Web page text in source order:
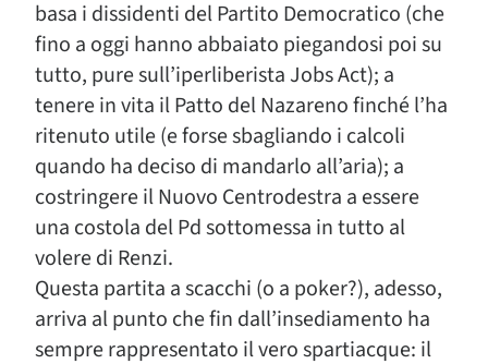
basa i dissidenti del Partito Democratico (che
fino a oggi hanno abbaiato piegandosi poi su
tutto, pure sull’iperliberista Jobs Act); a
tenere in vita il Patto del Nazareno finché l’ha
ritenuto utile (e forse sbagliando i calcoli
quando ha deciso di mandarlo all’aria); a
costringere il Nuovo Centrodestra a essere
una costola del Pd sottomessa in tutto al
volere di Renzi.
Questa partita a scacchi (o a poker?), adesso,
arriva al punto che fin dall’insediamento ha
sempre rappresentato il vero spartiacque: il